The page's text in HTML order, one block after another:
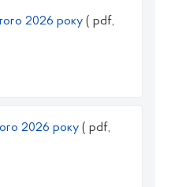
2026 року ( pdf,
2026 року ( pdf,